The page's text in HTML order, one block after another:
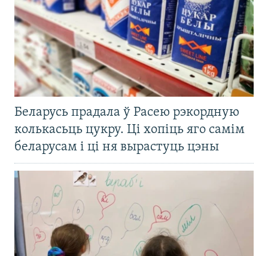
Беларусь прадала ў Расею рэкордную
колькасьць цукру. Ці хопіць яго самім
беларусам і ці ня вырастуць цэны